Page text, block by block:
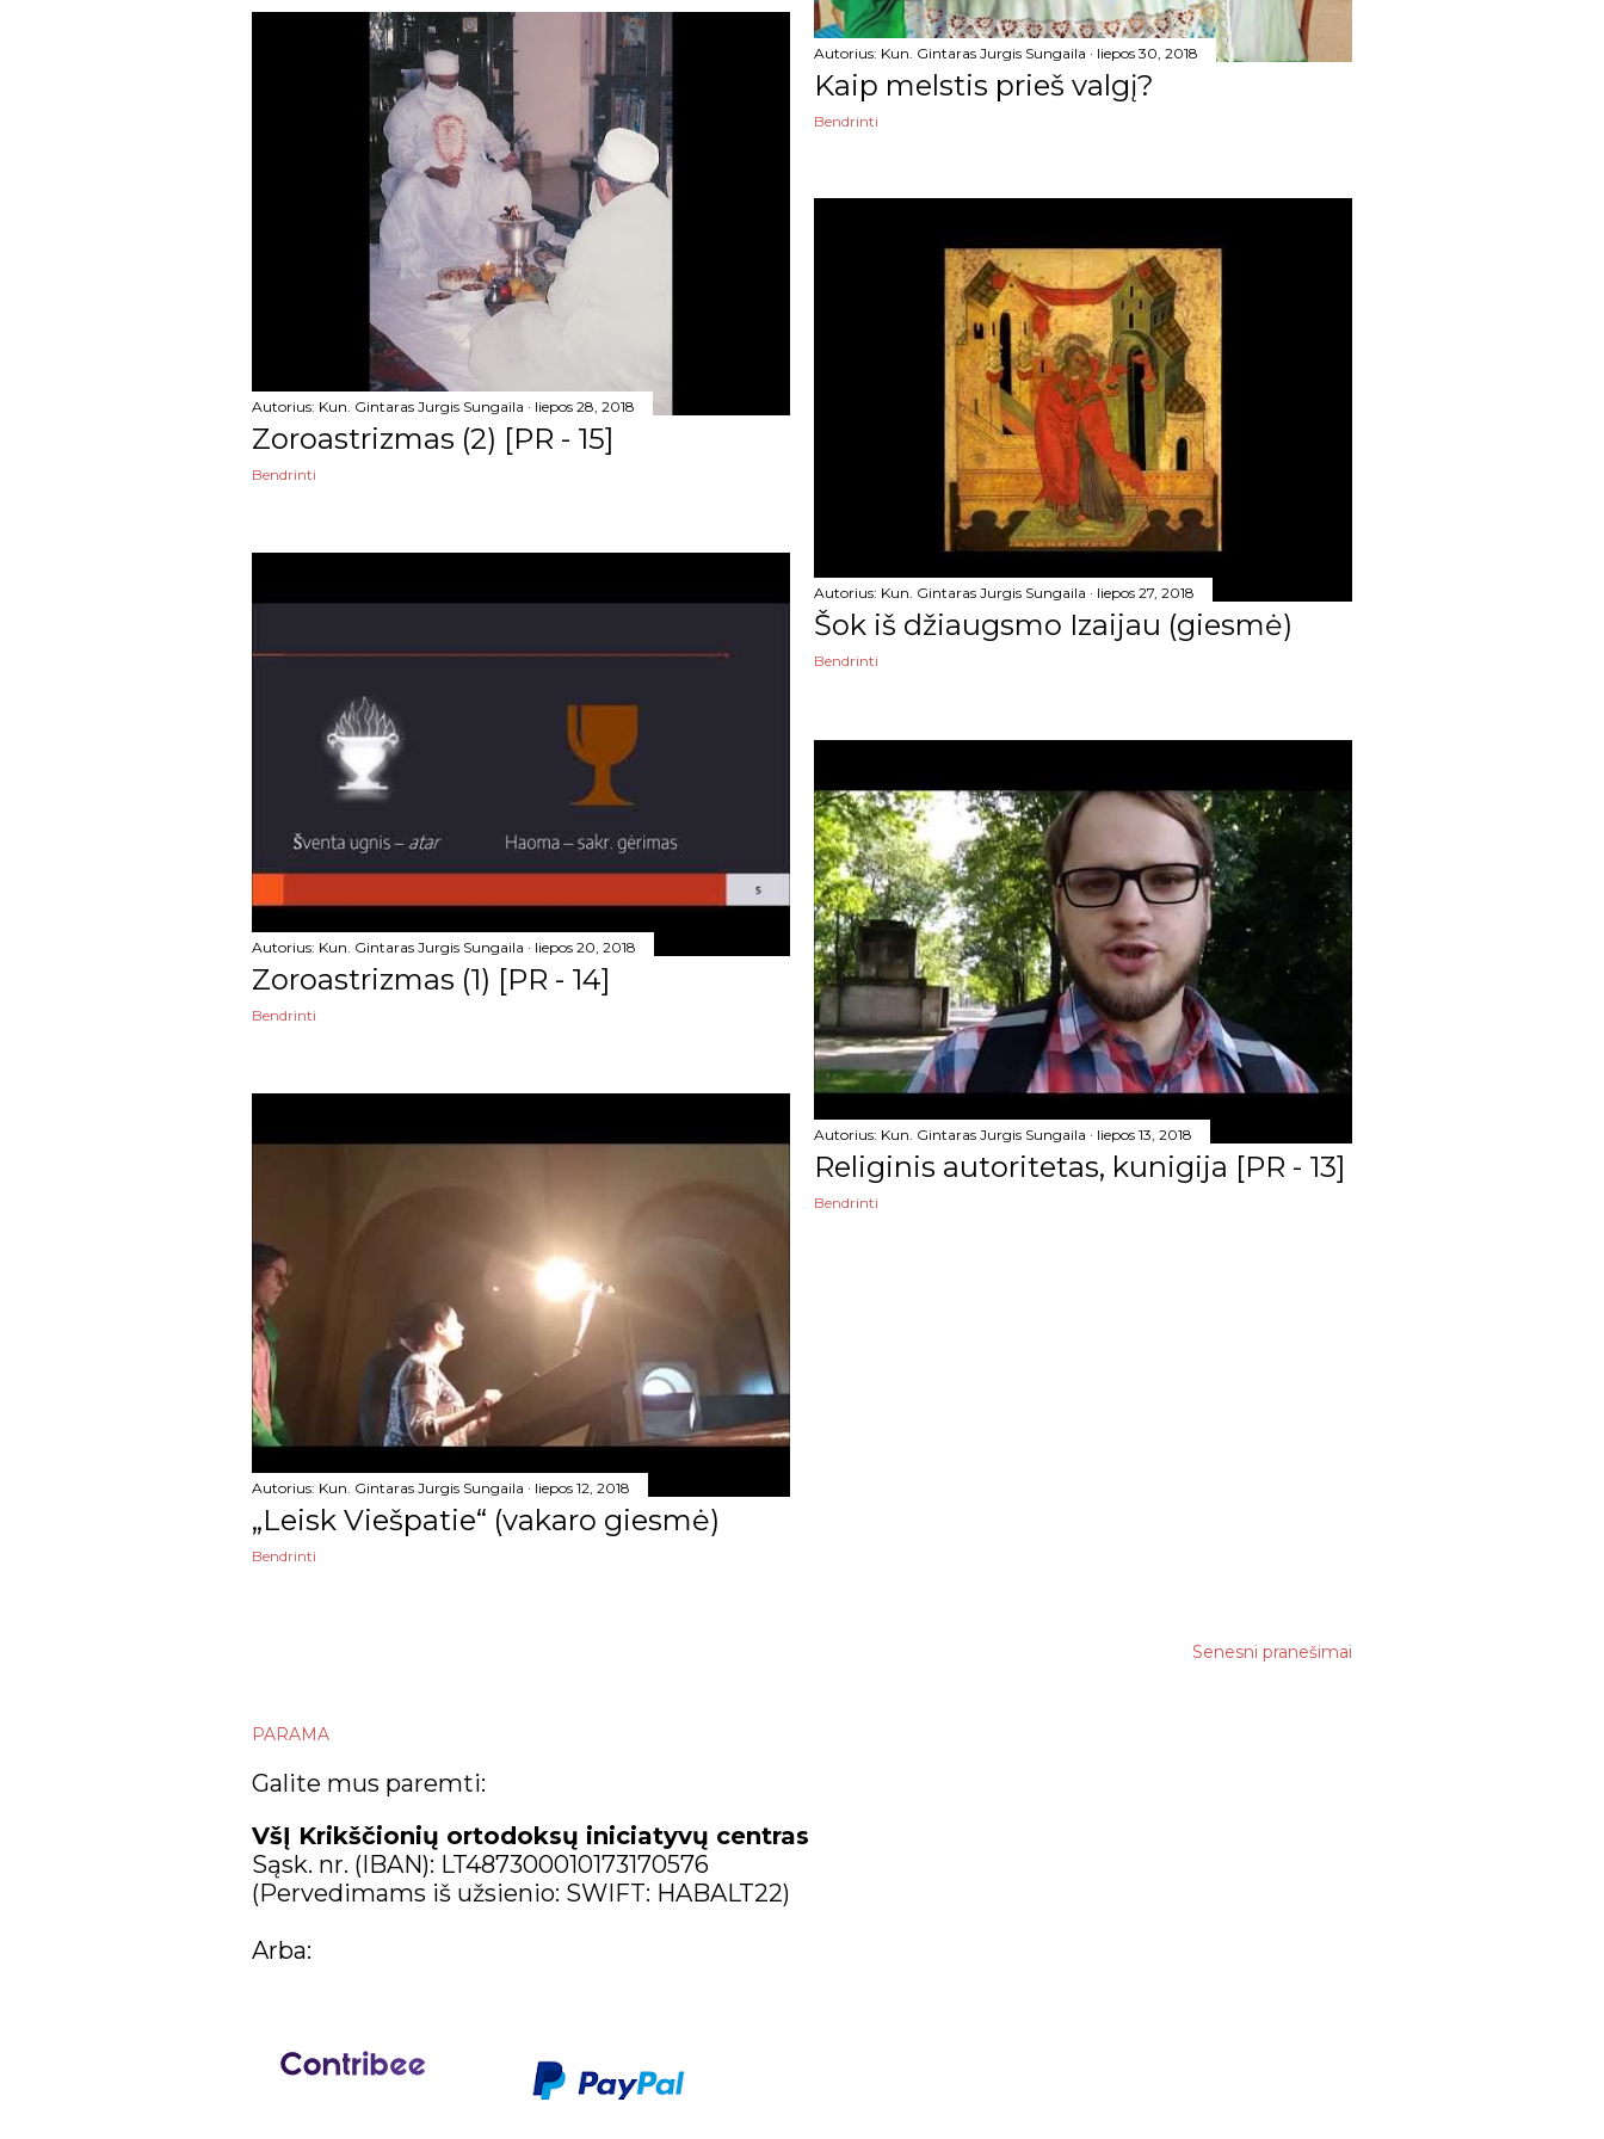
kovo
25
vasario
20
sausio
2023
gruodžio
25
lapkričio
17
spalio
14
rugsėjo
11
rugpjūčio
17
liepos
11
18
11
13
19
2022
13
lapkričio
18
spalio
18
rugsėjo
4
12
gegužės
20
vasario
sausio
2021
gruodžio
lapkričio
spalio
gegužės
balandžio
kovo
gruodžio
Autorius: Kun. Gintaras Jurgis Sungaila liepos 30, 2018
Kaip melstis prieš valgį?
Bendrinti
Autorius: Kun. Gintaras Jurgis Sungaila liepos 28, 2018
Zoroastrizmas (2) [PR - 15]
Bendrinti
Autorius: Kun. Gintaras Jurgis Sungaila liepos 27, 2018
Šok iš džiaugsmo Izaijau (giesmė)
Bendrinti
Autorius: Kun. Gintaras Jurgis Sungaila liepos 20, 2018
Zoroastrizmas (1) [PR - 14]
Bendrinti
Autorius: Kun. Gintaras Jurgis Sungaila liepos 13, 2018
Religinis autoritetas, kunigija [PR - 13]
Bendrinti
Autorius: Kun. Gintaras Jurgis Sungaila liepos 12, 2018
„Leisk Viešpatie“ (vakaro giesmė)
Bendrinti
Senesni pranešimai
PARAMA
Galite mus paremti:
VšĮ Krikščionių ortodoksų iniciatyvų centras
Sąsk. nr. (IBAN): LT487300010173170576
(Pervedimams iš užsienio: SWIFT: HABALT22)
Arba: